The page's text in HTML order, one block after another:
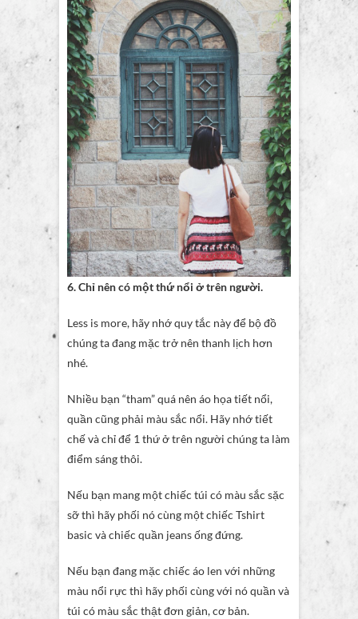
6. Chỉ nên có một thứ nổi ở trên người.
Less is more, hãy nhớ quy tắc này để bộ đồ
chúng ta đang mặc trở nên thanh lịch hơn
nhé.
Nhiều bạn “tham” quá nên áo họa tiết nổi,
quần cũng phải màu sắc nổi. Hãy nhớ tiết
chế và chỉ để 1 thứ ở trên người chúng ta làm
điểm sáng thôi.
Nếu bạn mang một chiếc túi có màu sắc sặc
sỡ thì hãy phối nó cùng một chiếc Tshirt
basic và chiếc quần jeans ống đứng.
Nếu bạn đang mặc chiếc áo len với những
màu nổi rực thì hãy phối cùng với nó quần và
túi có màu sắc thật đơn giản, cơ bản.